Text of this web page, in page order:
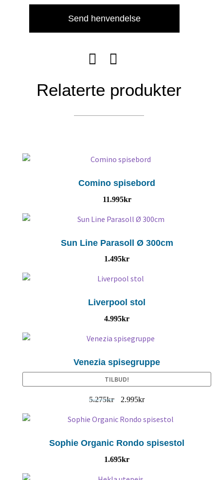
Send henvendelse
Relaterte produkter
Comino spisebord
11.995kr
Sun Line Parasoll Ø 300cm
1.495kr
Liverpool stol
4.995kr
Venezia spisegruppe
TILBUD!
5.275kr 2.995kr
Sophie Organic Rondo spisestol
1.695kr